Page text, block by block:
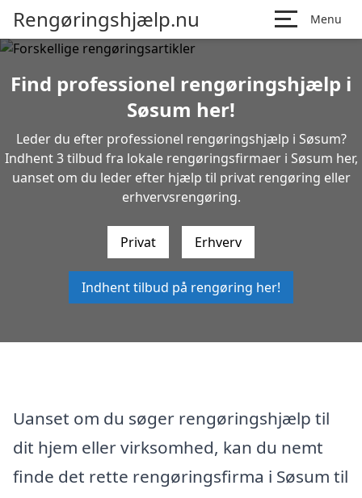
Rengøringshjælp.nu Menu
Find professionel rengøringshjælp i
Søsum her!
Leder du efter professionel rengøringshjælp i Søsum?
Indhent 3 tilbud fra lokale rengøringsfirmaer i Søsum her,
uanset om du leder efter hjælp til privat rengøring eller
erhvervsrengøring.
Privat Erhverv
Indhent tilbud på rengøring her!
Uanset om du søger rengøringshjælp til
dit hjem eller virksomhed, kan du nemt
finde det rette rengøringsfirma i Søsum til